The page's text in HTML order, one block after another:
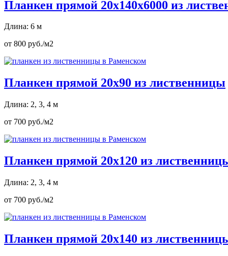
Планкен прямой 20х140х6000 из
Длина: 6 м
от 800 руб./м2
Планкен прямой 20х90 из лиственницы
Длина: 2, 3, 4 м
от 700 руб./м2
Планкен прямой 20х120 из
Длина: 2, 3, 4 м
от 700 руб./м2
Планкен прямой 20х140 из